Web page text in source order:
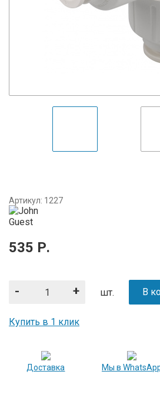
Артикул: 1227
535 Р.
+
- шт. В
Купить в 1 клик
Доставка Мы в